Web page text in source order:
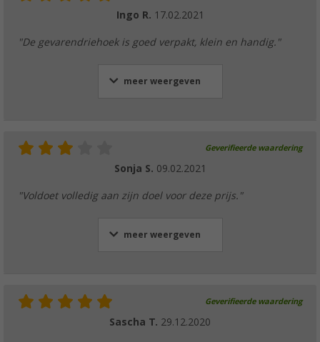
Ingo R. 17.02.2021
"De gevarendriehoek is goed verpakt, klein en handig."
meer weergeven
Geverifieerde waardering
Sonja S. 09.02.2021
"Voldoet volledig aan zijn doel voor deze prijs."
meer weergeven
Geverifieerde waardering
Sascha T. 29.12.2020